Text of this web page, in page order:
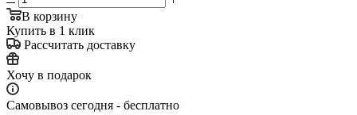
В корзину
Купить в 1 клик
Рассчитать доставку
Хочу в подарок
Самовывоз сегодня - бесплатно